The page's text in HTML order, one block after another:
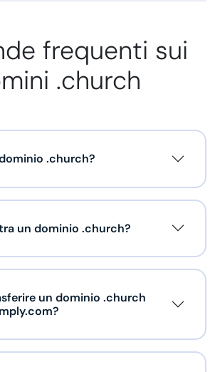
frequenti sui
.church
.church?
un dominio .church?
un dominio .church